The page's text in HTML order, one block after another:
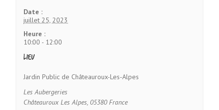
Date :
juillet 25, 2023
Heure :
10:00 - 12:00
Lieu
Jardin Public de Châteauroux-Les-Alpes
Les Aubergeries
Châteauroux Les Alpes, 05380 France